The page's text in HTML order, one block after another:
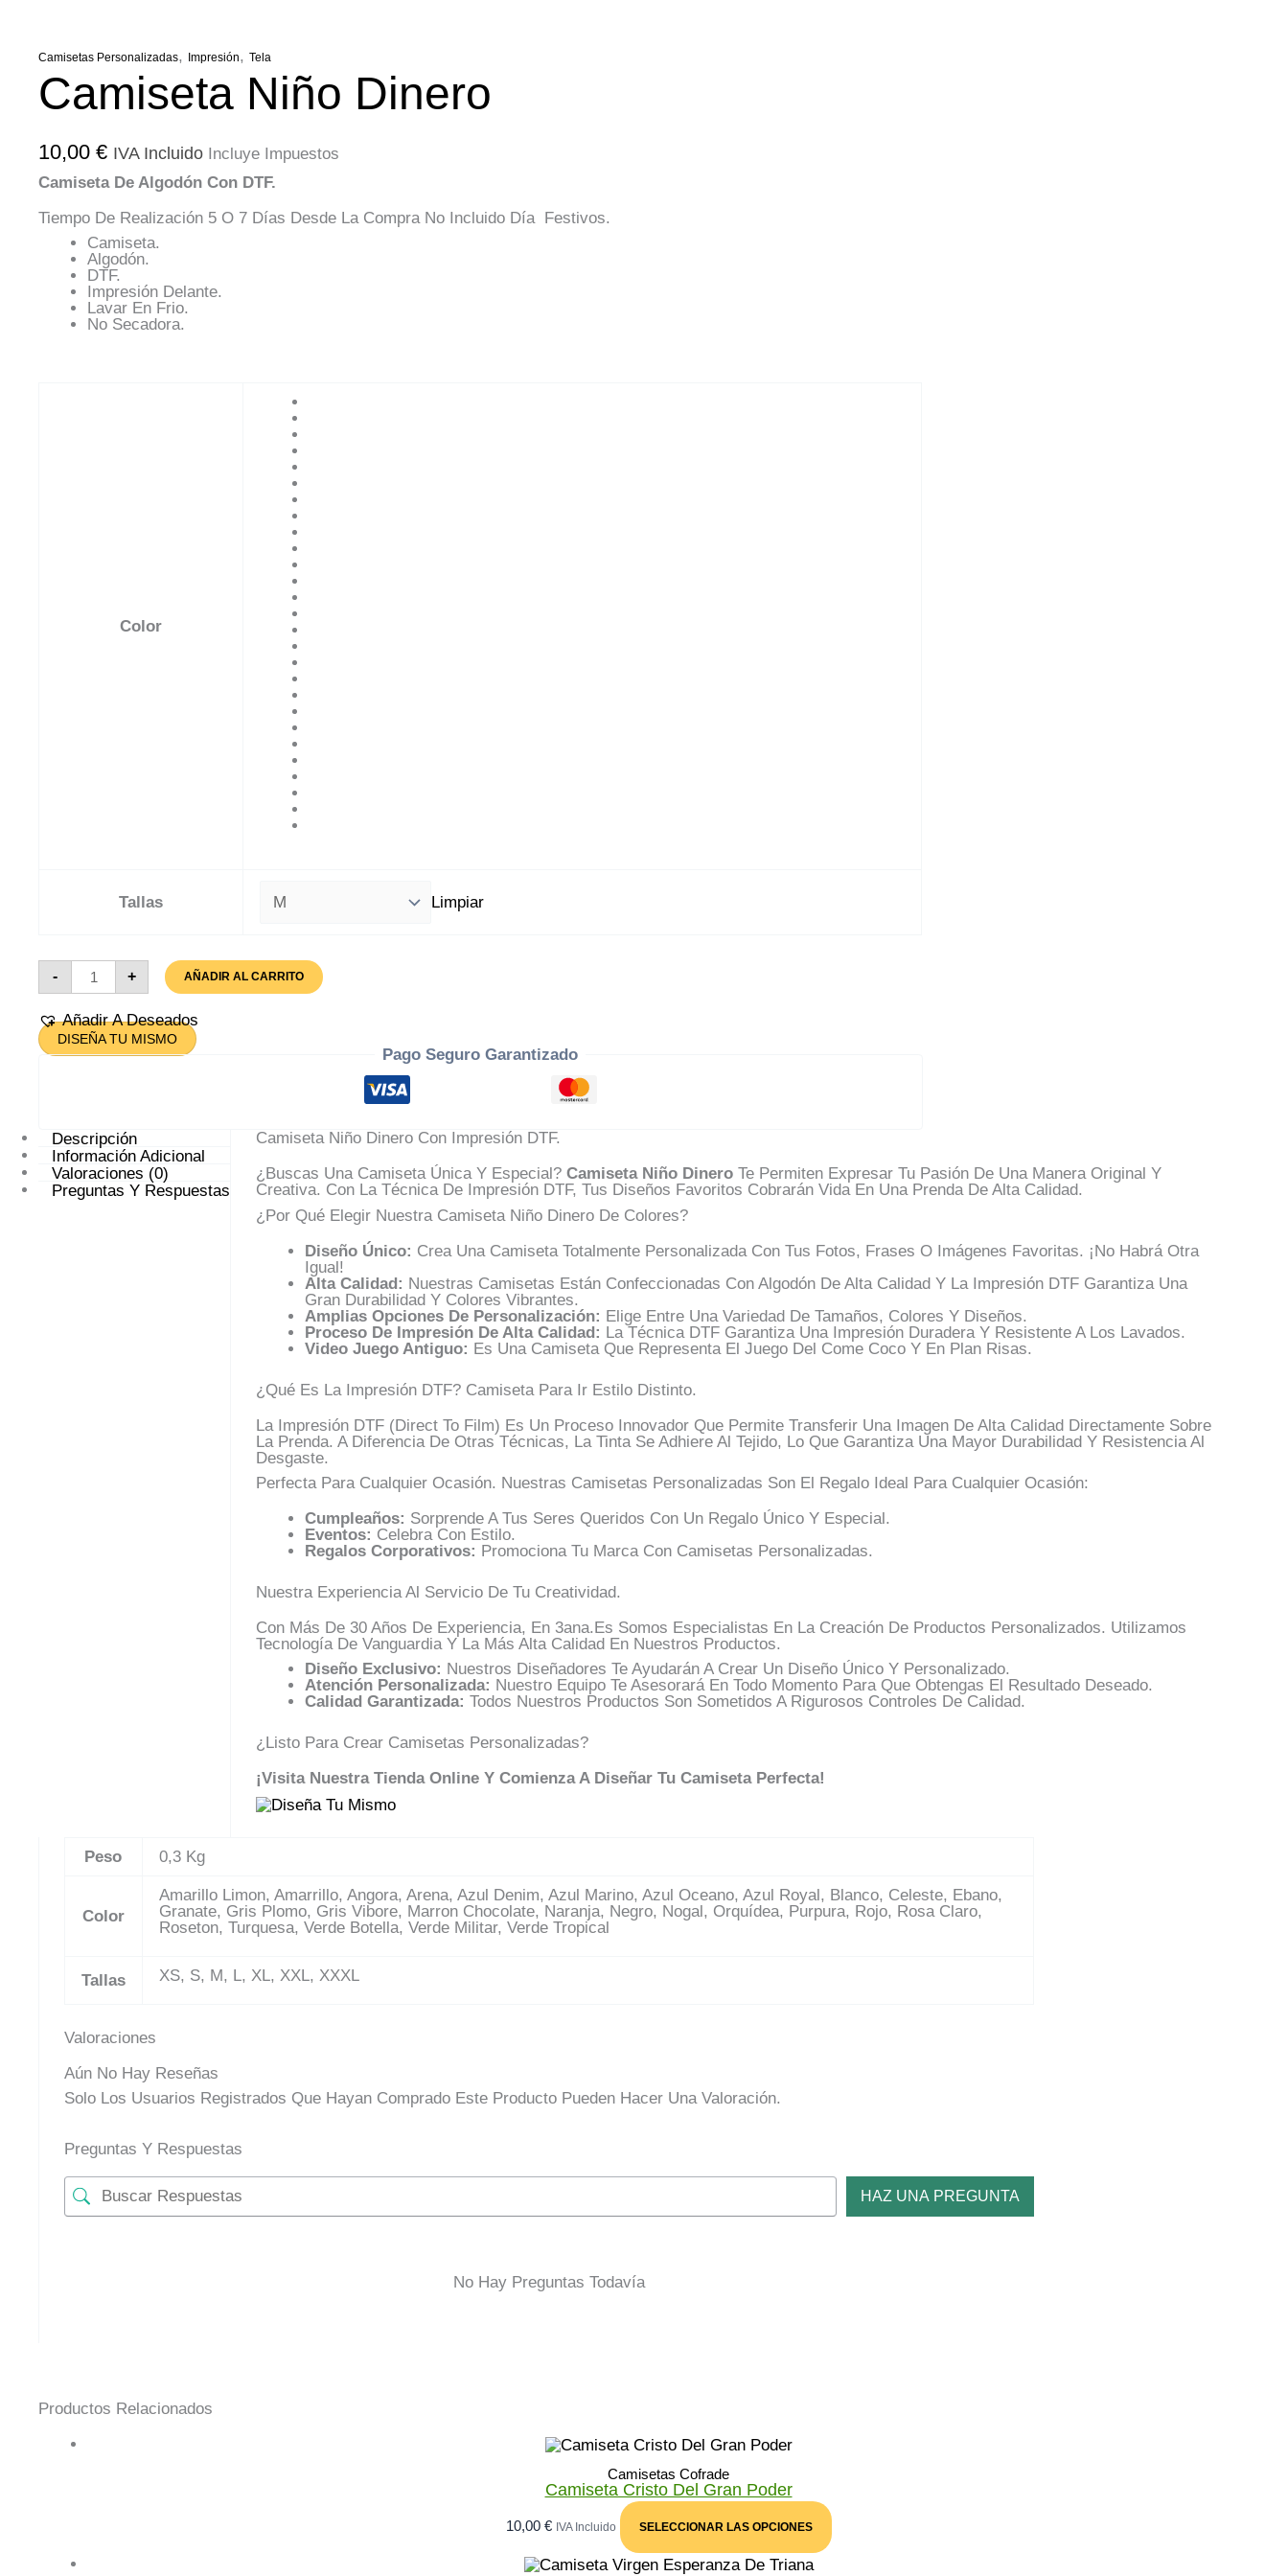
Camisetas Personalizadas, Impresión, Tela
Camiseta Niño Dinero
10,00 € IVA Incluido Incluye Impuestos
Camiseta De Algodón Con DTF.
Tiempo De Realización 5 O 7 Días Desde La Compra No Incluido Día Festivos.
Camiseta.
Algodón.
DTF.
Impresión Delante.
Lavar En Frio.
No Secadora.
Color
Tallas Limpiar
-
Camiseta
Niño
Dinero
Cantidad
+ AÑADIR AL CARRITO
Añadir A Deseados
DISEÑA TU MISMO
Pago Seguro Garantizado
Descripción
Información Adicional
Valoraciones (0)
Preguntas Y Respuestas
Camiseta Niño Dinero Con Impresión DTF.
¿Buscas Una Camiseta Única Y Especial?Camiseta Niño Dinero Te Permiten Expresar Tu Pasión De Una Manera Original Y
Creativa. Con La Técnica De Impresión DTF, Tus Diseños Favoritos Cobrarán Vida En Una Prenda De Alta Calidad.
¿Por Qué Elegir Nuestra Camiseta Niño Dinero De Colores?
Diseño Único: Crea Una Camiseta Totalmente Personalizada Con Tus Fotos, Frases O Imágenes Favoritas. ¡No Habrá Otra
Igual!
Alta Calidad: Nuestras Camisetas Están Confeccionadas Con Algodón De Alta Calidad Y La Impresión DTF Garantiza Una
Gran Durabilidad Y Colores Vibrantes.
Amplias Opciones De Personalización: Elige Entre Una Variedad De Tamaños, Colores Y Diseños.
Proceso De Impresión De Alta Calidad: La Técnica DTF Garantiza Una Impresión Duradera Y Resistente A Los Lavados.
Video Juego Antiguo: Es Una Camiseta Que Representa El Juego Del Come Coco Y En Plan Risas.
¿Qué Es La Impresión DTF? Camiseta Para Ir Estilo Distinto.
La Impresión DTF (Direct To Film) Es Un Proceso Innovador Que Permite Transferir Una Imagen De Alta Calidad Directamente Sobre
La Prenda. A Diferencia De Otras Técnicas, La Tinta Se Adhiere Al Tejido, Lo Que Garantiza Una Mayor Durabilidad Y Resistencia Al
Desgaste.
Perfecta Para Cualquier Ocasión. Nuestras Camisetas Personalizadas Son El Regalo Ideal Para Cualquier Ocasión:
Cumpleaños: Sorprende A Tus Seres Queridos Con Un Regalo Único Y Especial.
Eventos: Celebra Con Estilo.
Regalos Corporativos: Promociona Tu Marca Con Camisetas Personalizadas.
Nuestra Experiencia Al Servicio De Tu Creatividad.
Con Más De 30 Años De Experiencia, En 3ana.es Somos Especialistas En La Creación De Productos Personalizados. Utilizamos
Tecnología De Vanguardia Y La Más Alta Calidad En Nuestros Productos.
Diseño Exclusivo: Nuestros Diseñadores Te Ayudarán A Crear Un Diseño Único Y Personalizado.
Atención Personalizada: Nuestro Equipo Te Asesorará En Todo Momento Para Que Obtengas El Resultado Deseado.
Calidad Garantizada: Todos Nuestros Productos Son Sometidos A Rigurosos Controles De Calidad.
¿Listo Para Crear Camisetas Personalizadas?
¡Visita Nuestra Tienda Online Y Comienza A Diseñar Tu Camiseta Perfecta!
Peso 0,3 Kg
Color
Amarillo Limon, Amarrillo, Angora, Arena, Azul Denim, Azul Marino, Azul Oceano, Azul Royal, Blanco, Celeste, Ebano,
Granate, Gris Plomo, Gris Vibore, Marron Chocolate, Naranja, Negro, Nogal, Orquídea, Purpura, Rojo, Rosa Claro,
Roseton, Turquesa, Verde Botella, Verde Militar, Verde Tropical
Tallas XS, S, M, L, XL, XXL, XXXL
Valoraciones
Aún No Hay Reseñas
Solo Los Usuarios Registrados Que Hayan Comprado Este Producto Pueden Hacer Una Valoración.
Preguntas Y Respuestas
HAZ UNA PREGUNTA
No Hay Preguntas Todavía
Productos Relacionados
Camisetas Cofrade
Camiseta Cristo Del Gran Poder
10,00 € IVA Incluido SELECCIONAR LAS OPCIONES
Este
Producto